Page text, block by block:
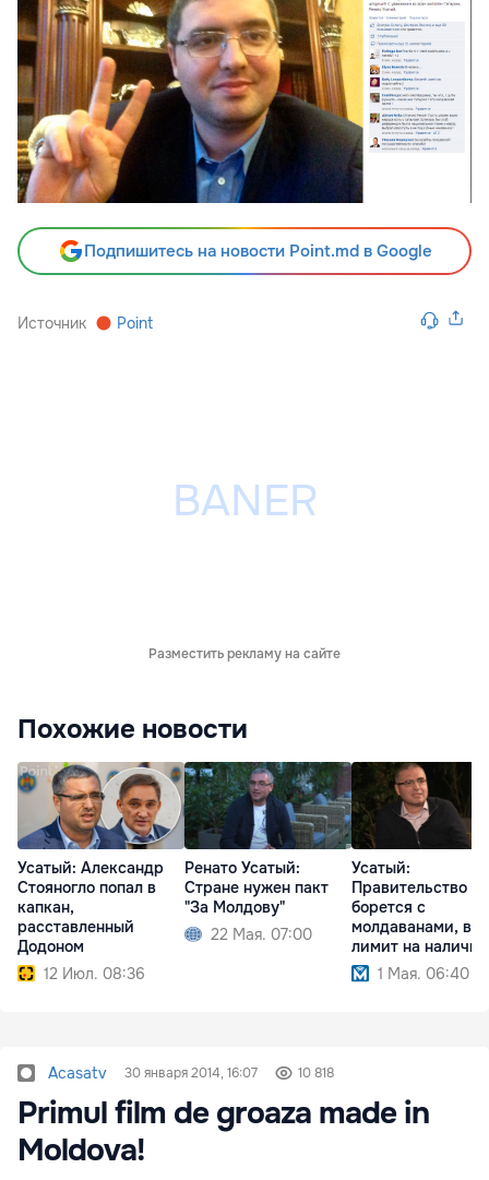
Подпишитесь на новости Point.md в Google
Источник Point
Разместить рекламу на сайте
Похожие новости
Усатый: Александр
Стояногло попал в
капкан,
расставленный
Додоном
12 Июл. 08:36
Ренато Усатый:
Стране нужен пакт
"За Молдову"
22 Мая. 07:00
Усатый:
Правительство
борется с
молдаванами,
лимит на
1 Мая. 06:40
Acasatv 30 января 2014, 16:07 10 818
Primul film de groaza made in
Moldova!